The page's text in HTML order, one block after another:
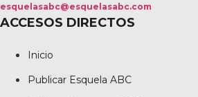
esquelasabc@esquelasabc.com
ACCESOS DIRECTOS
Inicio
Publicar Esquela ABC